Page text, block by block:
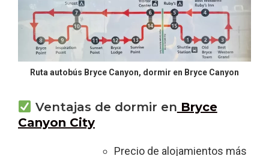
Ruta autobús Bryce Canyon, dormir en Bryce Canyon
Ventajas de dormir en Bryce
Canyon City
Precio de alojamientos más